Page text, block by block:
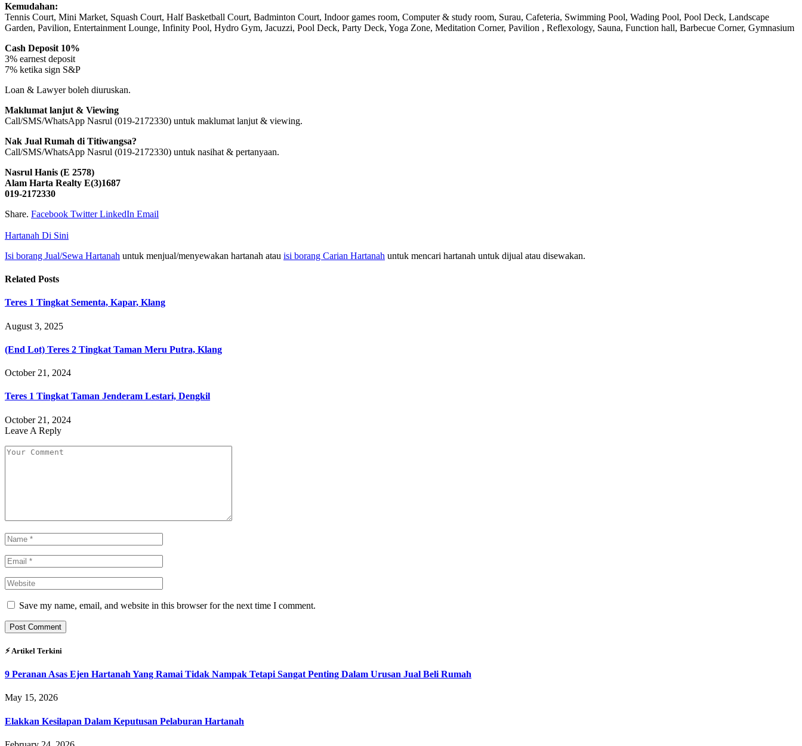
Kemudahan:
Tennis Court, Mini Market, Squash Court, Half Basketball Court, Badminton Court, Indoor games room, Computer & study room, Surau, Cafeteria, Swimming Pool, Wading Pool, Pool Deck, Landscape
Garden, Pavilion, Entertainment Lounge, Infinity Pool, Hydro Gym, Jacuzzi, Pool Deck, Party Deck, Yoga Zone, Meditation Corner, Pavilion , Reflexology, Sauna, Function hall, Barbecue Corner, Gymnasium
Cash Deposit 10%
3% earnest deposit
7% ketika sign S&P
Loan & Lawyer boleh diuruskan.
Maklumat lanjut & Viewing
Call/SMS/WhatsApp Nasrul (019-2172330) untuk maklumat lanjut & viewing.
Nak Jual Rumah di Titiwangsa?
Call/SMS/WhatsApp Nasrul (019-2172330) untuk nasihat & pertanyaan.
Nasrul Hanis (E 2578)
Alam Harta Realty E(3)1687
019-2172330
Share. Facebook Twitter LinkedIn Email
Hartanah Di Sini
Isi borang Jual/Sewa Hartanah untuk menjual/menyewakan hartanah atau isi borang Carian Hartanah untuk mencari hartanah untuk dijual atau disewakan.
Related Posts
Teres 1 Tingkat Sementa, Kapar, Klang
August 3, 2025
(End Lot) Teres 2 Tingkat Taman Meru Putra, Klang
October 21, 2024
Teres 1 Tingkat Taman Jenderam Lestari, Dengkil
October 21, 2024
Leave A Reply
Save my name, email, and website in this browser for the next time I comment.
⚡︎ Artikel Terkini
9 Peranan Asas Ejen Hartanah Yang Ramai Tidak Nampak Tetapi Sangat Penting Dalam Urusan Jual Beli Rumah
May 15, 2026
Elakkan Kesilapan Dalam Keputusan Pelaburan Hartanah